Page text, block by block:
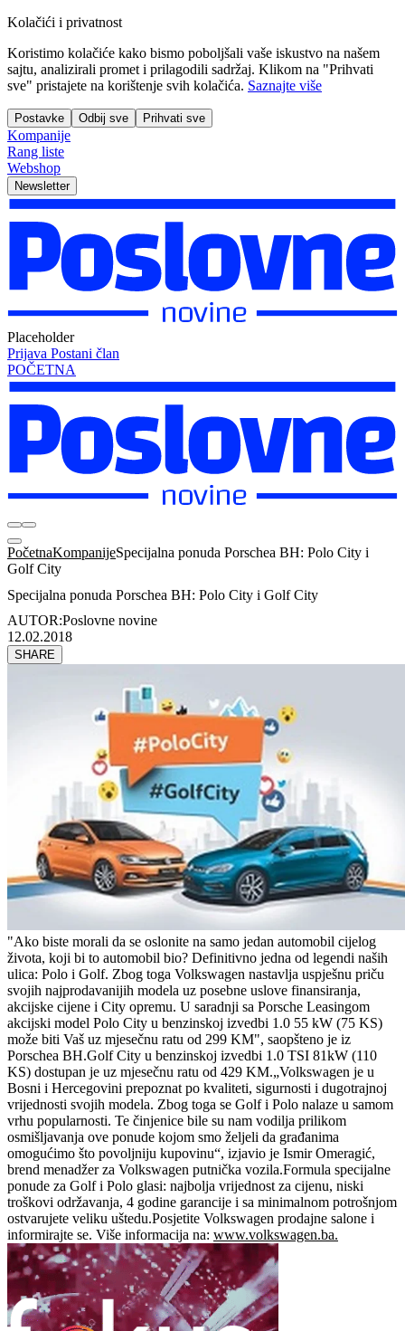
Kolačići i privatnost
Koristimo kolačiće kako bismo poboljšali vaše iskustvo na našem
sajtu, analizirali promet i prilagodili sadržaj. Klikom na "Prihvati
sve" pristajete na korištenje svih kolačića. Saznajte više
Postavke Odbij sve Prihvati sve
Kompanije
Rang liste
Webshop
Newsletter
Placeholder
Prijava Postani član
POČETNA
PočetnaKompanijeSpecijalna ponuda Porschea BH: Polo City i
Golf City
Specijalna ponuda Porschea BH: Polo City i Golf City
AUTOR:Poslovne novine
12.02.2018
SHARE
"Ako biste morali da se oslonite na samo jedan automobil cijelog
života, koji bi to automobil bio? Definitivno jedna od legendi naših
ulica: Polo i Golf. Zbog toga Volkswagen nastavlja uspješnu priču
svojih najprodavanijih modela uz posebne uslove finansiranja,
akcijske cijene i City opremu. U saradnji sa Porsche Leasingom
akcijski model Polo City u benzinskoj izvedbi 1.0 55 kW (75 KS)
može biti Vaš uz mjesečnu ratu od 299 KM", saopšteno je iz
Porschea BH.Golf City u benzinskoj izvedbi 1.0 TSI 81kW (110
KS) dostupan je uz mjesečnu ratu od 429 KM.„Volkswagen je u
Bosni i Hercegovini prepoznat po kvaliteti, sigurnosti i dugotrajnoj
vrijednosti svojih modela. Zbog toga se Golf i Polo nalaze u samom
vrhu popularnosti. Te činjenice bile su nam vodilja prilikom
osmišljavanja ove ponude kojom smo željeli da građanima
omogućimo što povoljniju kupovinu“, izjavio je Ismir Omeragić,
brend menadžer za Volkswagen putnička vozila.Formula specijalne
ponude za Golf i Polo glasi: najbolja vrijednost za cijenu, niski
troškovi održavanja, 4 godine garancije i sa minimalnom potrošnjom
ostvarujete veliku uštedu.Posjetite Volkswagen prodajne salone i
informirajte se. Više informacija na: www.volkswagen.ba.